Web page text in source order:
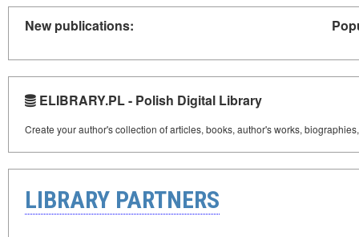
New publications:
ELIBRARY.PL - Polish Digital Library
Create your author's collection of articles, books, author's works,
LIBRARY PARTNERS